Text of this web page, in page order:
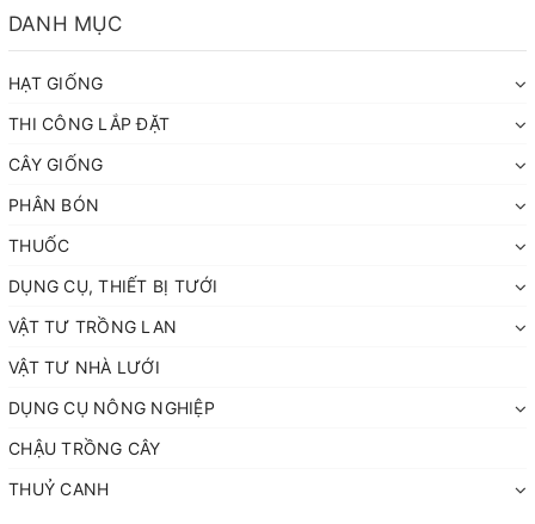
DANH MỤC
HẠT GIỐNG
THI CÔNG LẮP ĐẶT
CÂY GIỐNG
PHÂN BÓN
THUỐC
DỤNG CỤ, THIẾT BỊ TƯỚI
VẬT TƯ TRỒNG LAN
VẬT TƯ NHÀ LƯỚI
DỤNG CỤ NÔNG NGHIỆP
CHẬU TRỒNG CÂY
THUỶ CANH